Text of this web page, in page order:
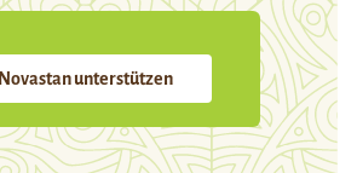
Novastan unterstützen